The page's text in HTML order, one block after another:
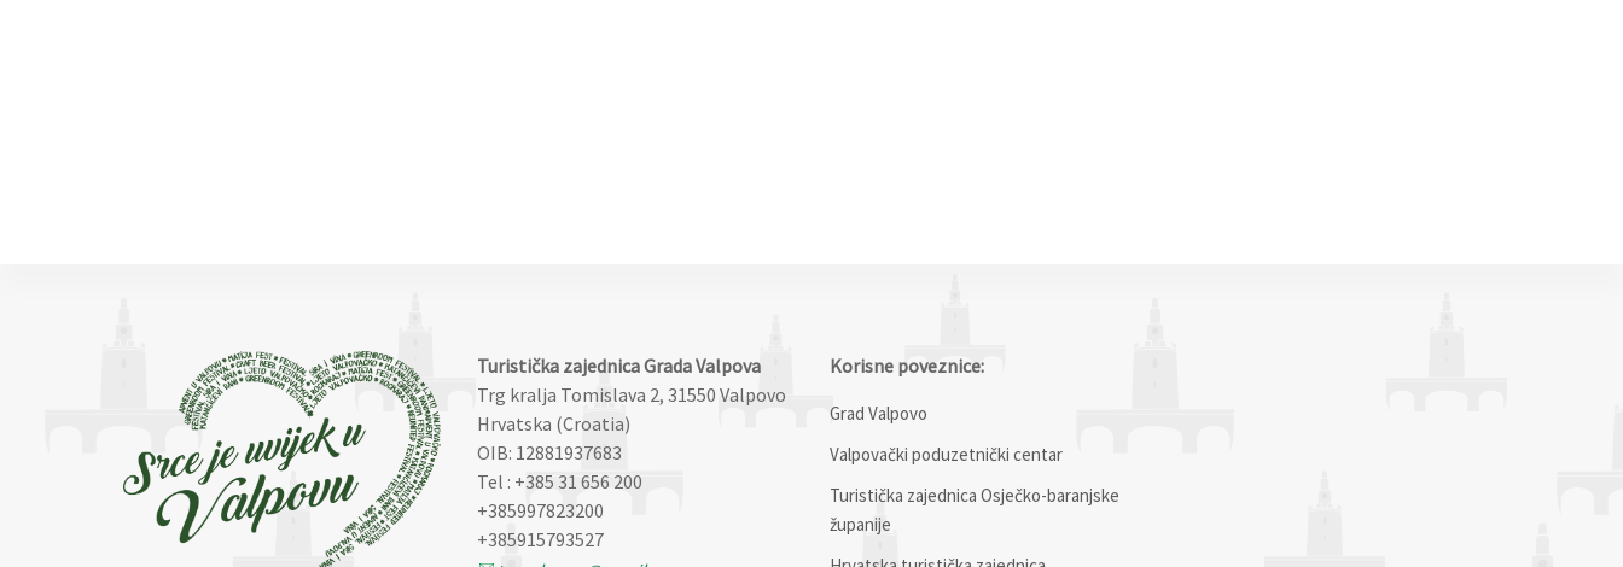
Turistička zajednica Grada Valpova
Trg kralja Tomislava 2, 31550 Valpovo
Hrvatska (Croatia)
OIB: 12881937683
Tel : +385 31 656 200
+385997823200
+385915793527
Korisne poveznice:
Grad Valpovo
Valpovački poduzetnički centar
Turistička zajednica Osječko-baranjske
županije